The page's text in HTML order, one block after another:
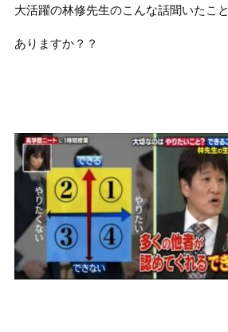
大活躍の林修先生のこんな話聞いたこと
ありますか？？